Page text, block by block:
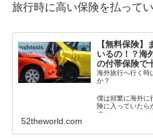
旅行時に高い保険を払って
【無料保険】
いるの！？海
の付帯保険で
海外旅行へ行く時
か？
僕は頻繁に海外に
険に入っていたら
す。
52theworld.com